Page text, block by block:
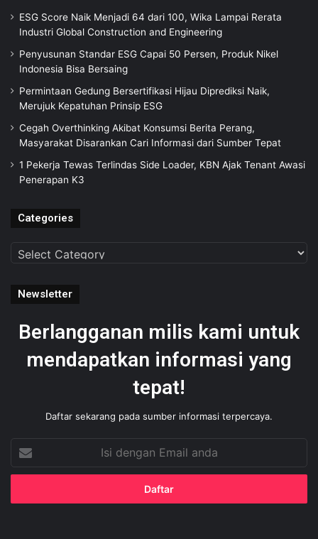
ESG Score Naik Menjadi 64 dari 100, Wika Lampai Rerata
Industri Global Construction and Engineering
Penyusunan Standar ESG Capai 50 Persen, Produk Nikel
Indonesia Bisa Bersaing
Permintaan Gedung Bersertifikasi Hijau Diprediksi Naik,
Merujuk Kepatuhan Prinsip ESG
Cegah Overthinking Akibat Konsumsi Berita Perang,
Masyarakat Disarankan Cari Informasi dari Sumber Tepat
1 Pekerja Tewas Terlindas Side Loader, KBN Ajak Tenant Awasi
Penerapan K3
Categories
Categories
Newsletter
Berlangganan milis kami untuk
mendapatkan informasi yang
tepat!
Daftar sekarang pada sumber informasi terpercaya.
dengan
Email